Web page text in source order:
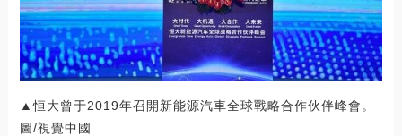
▲恒大曾于2019年召開新能源汽車全球戰略合作伙伴峰會。
圖/視覺中國